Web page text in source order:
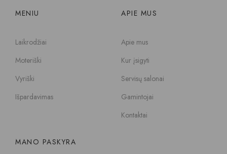
MENIU
Laikrodžiai
Moteriški
Vyriški
Išpardavimas
APIE MUS
Apie mus
Kur įsigyti
Servisų salonai
Gamintojai
Kontaktai
MANO PASKYRA